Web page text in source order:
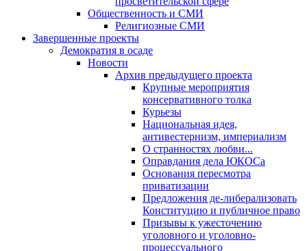
Общественность и СМИ
Религиозные СМИ
Завершенные проекты
Демократия в осаде
Новости
Архив предыдущего проекта
Крупные мероприятия
консервативного толка
Курьезы
Национальная идея,
антивестернизм, империализм
О странностях любви...
Оправдания дела ЮКОСа
Основания пересмотра
приватизации
Предложения де-либерализовать
Конституцию и публичное право
Призывы к ужесточению
уголовного и уголовно-
процессуального